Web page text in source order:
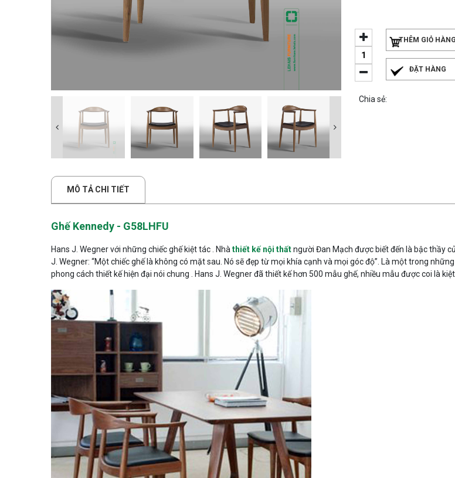
THÊM GIỎ HÀNG
ĐẶT HÀNG
Chia sẻ:
MÔ TẢ CHI TIẾT
Ghế Kennedy - G58LHFU
Hans J. Wegner với những chiếc ghế kiệt tác . Nhàthiết kế nội thấtngười Đan Mạch được biết đến là bậc thầy
J. Wegner: “Một chiếc ghế là không có mặt sau. Nó sẽ đẹp từ mọi khía cạnh và mọi góc độ”. Là một trong
phong cách thiết kế hiện đại nói chung . Hans J. Wegner đã thiết kế hơn 500 mẫu ghế, nhiều mẫu được coi là